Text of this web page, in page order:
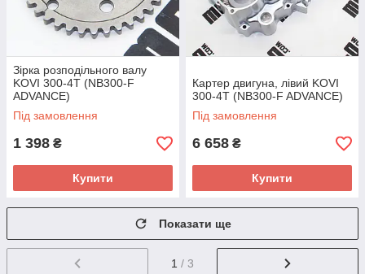
Зірка розподільного валу
KOVI 300-4T (NB300-F
ADVANCE)
Під замовлення
1 398 ₴
Купити
Картер двигуна, лівий KOVI
300-4T (NB300-F ADVANCE)
Під замовлення
6 658 ₴
Купити
Показати ще
1 / 3